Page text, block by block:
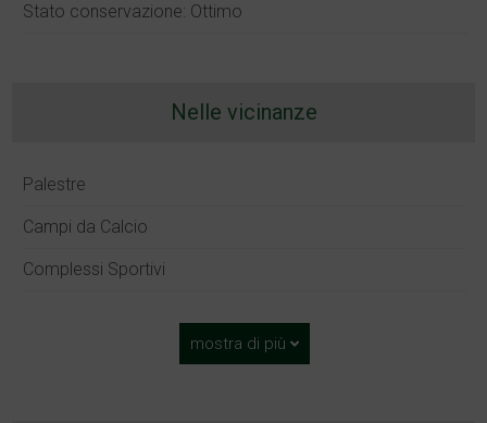
Stato conservazione: Ottimo
Nelle vicinanze
Palestre
Campi da Calcio
Complessi Sportivi
mostra di più